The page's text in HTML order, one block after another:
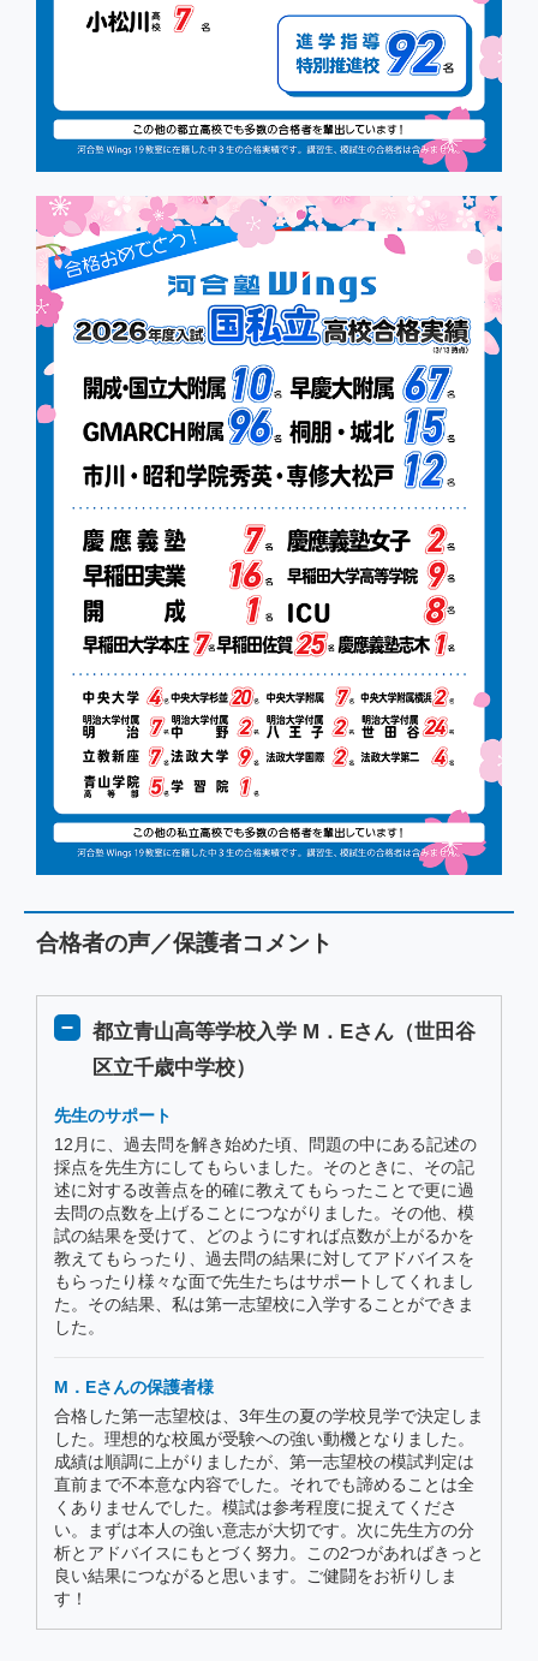
合格者の声／保護者コメント
都立青山高等学校入学 M．Eさん（世田谷
区立千歳中学校）
先生のサポート
12月に、過去問を解き始めた頃、問題の中にある記述の
採点を先生方にしてもらいました。そのときに、その記
述に対する改善点を的確に教えてもらったことで更に過
去問の点数を上げることにつながりました。その他、模
試の結果を受けて、どのようにすれば点数が上がるかを
教えてもらったり、過去問の結果に対してアドバイスを
もらったり様々な面で先生たちはサポートしてくれまし
た。その結果、私は第一志望校に入学することができま
した。
M．Eさんの保護者様
合格した第一志望校は、3年生の夏の学校見学で決定しま
した。理想的な校風が受験への強い動機となりました。
成績は順調に上がりましたが、第一志望校の模試判定は
直前まで不本意な内容でした。それでも諦めることは全
くありませんでした。模試は参考程度に捉えてくださ
い。まずは本人の強い意志が大切です。次に先生方の分
析とアドバイスにもとづく努力。この2つがあればきっと
良い結果につながると思います。ご健闘をお祈りしま
す！